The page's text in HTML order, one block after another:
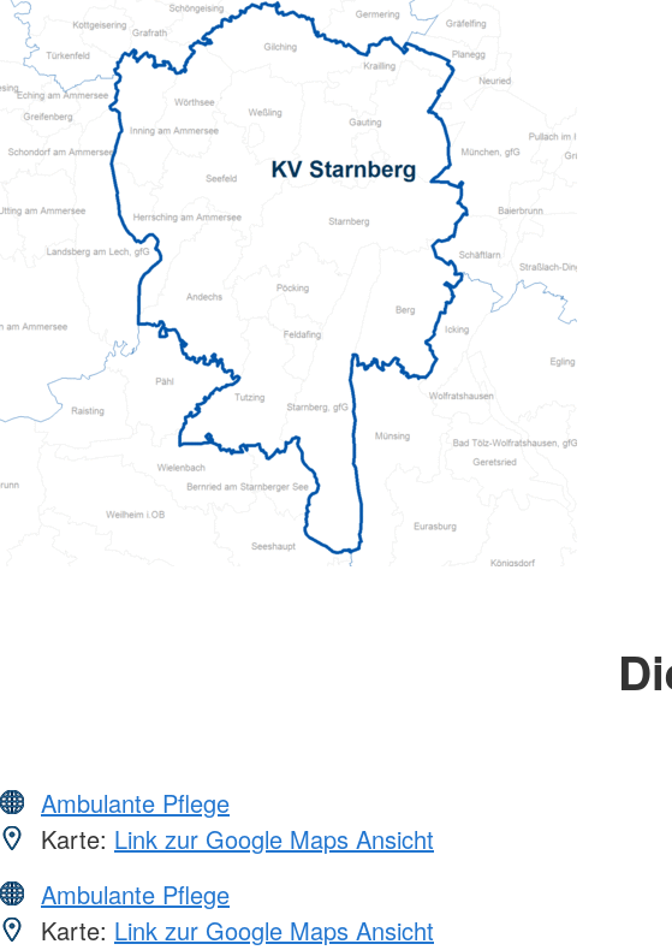
Pflegeberatung
Seniorenbüro Nothelfer
Servicewohnen-Sonnenpark
Tagespflege
Ambulante Pflege
Karte: Link zur Google Maps Ansicht
Ambulante Pflege
Karte: Link zur Google Maps Ansicht